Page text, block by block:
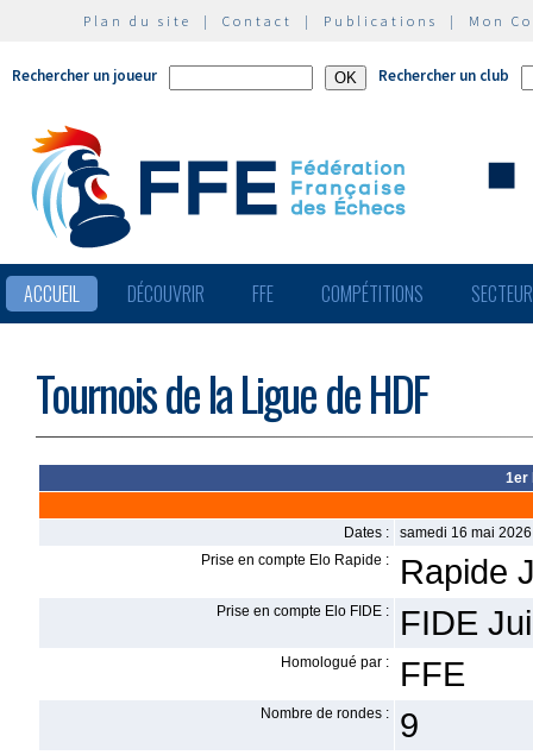
Plan du site | Contact | Publications | Mon
Rechercher un joueur Rechercher un club
ACCUEIL DÉCOUVRIR FFE COMPÉTITIONS
Tournois de la Ligue de HDF
1er
Dates :
samedi 16 mai
Prise en compte Elo Rapide :
Rapide
Prise en compte Elo FIDE : FIDE
Homologué par : FFE
Nombre de rondes : 9